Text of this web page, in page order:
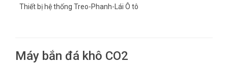
Thiết bị hệ thống Treo-Phanh-Lái Ô tô
Máy bắn đá khô CO2